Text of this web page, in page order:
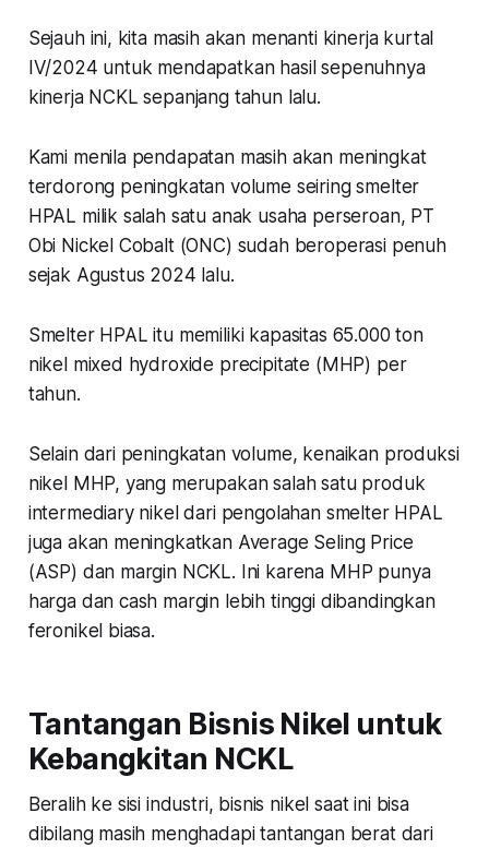
Sejauh ini, kita masih akan menanti kinerja kurtal
IV/2024 untuk mendapatkan hasil sepenuhnya
kinerja NCKL sepanjang tahun lalu.
Kami menila pendapatan masih akan meningkat
terdorong peningkatan volume seiring smelter
HPAL milik salah satu anak usaha perseroan, PT
Obi Nickel Cobalt (ONC) sudah beroperasi penuh
sejak Agustus 2024 lalu.
Smelter HPAL itu memiliki kapasitas 65.000 ton
nikel mixed hydroxide precipitate (MHP) per
tahun.
Selain dari peningkatan volume, kenaikan produksi
nikel MHP, yang merupakan salah satu produk
intermediary nikel dari pengolahan smelter HPAL
juga akan meningkatkan Average Seling Price
(ASP) dan margin NCKL. Ini karena MHP punya
harga dan cash margin lebih tinggi dibandingkan
feronikel biasa.
Tantangan Bisnis Nikel untuk
Kebangkitan NCKL
Beralih ke sisi industri, bisnis nikel saat ini bisa
dibilang masih menghadapi tantangan berat dari